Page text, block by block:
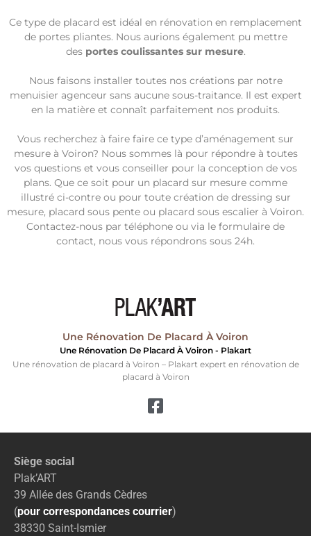
Ce type de placard est idéal en rénovation en remplacement
de portes pliantes. Nous aurions également pu mettre
des portes coulissantes sur mesure.
Nous faisons installer toutes nos créations par notre
menuisier agenceur sans aucune sous-traitance. Il est expert
en la matière et connaît parfaitement nos produits.
Vous recherchez à faire faire ce type d’aménagement sur
mesure à Voiron? Nous sommes là pour répondre à toutes
vos questions et vous conseiller pour la conception de vos
plans. Que ce soit pour un placard sur mesure comme
illustré ci-contre ou pour toute création de dressing sur
mesure, placard sous pente ou placard sous escalier à Voiron.
Contactez-nous par téléphone ou via le formulaire de
contact, nous vous répondrons sous 24h.
Une Rénovation De Placard À Voiron
Une Rénovation De Placard À Voiron - Plakart
Une rénovation de placard à Voiron – Plakart expert en rénovation de
placard à Voiron
Siège social
Plak’ART
39 Allée des Grands Cèdres
(pour correspondances courrier)
38330 Saint-Ismier